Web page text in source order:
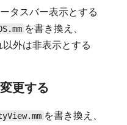
タスバー表示とする
を書き換え、
外は非表示とする
更する
を書き換え、